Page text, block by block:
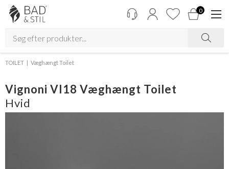
0
TOILET Væghængt Toilet
Vignoni VI18 Væghængt Toilet
Hvid